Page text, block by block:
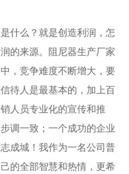
么？就是创造利润，怎
的来源。阻尼器生产厂家
，竞争难度不断增大，要
待人是最基本的，加上百
人员专业化的宣传和推
调一致；一个成功的企业
成城！我作为一名公司普
的全部智慧和热情，更希